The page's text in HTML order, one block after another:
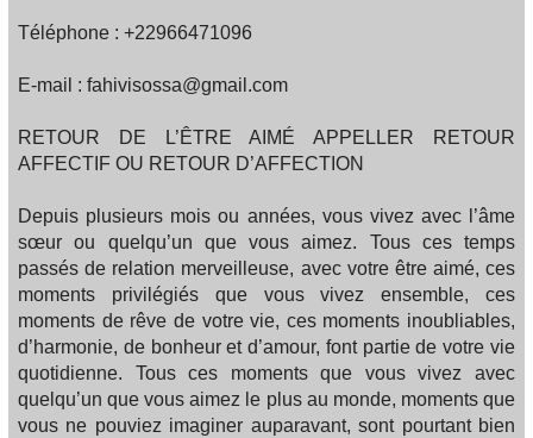
Téléphone : +22966471096
E-mail : fahivisossa@gmail.com
RETOUR DE L’ÊTRE AIMÉ APPELLER RETOUR
AFFECTIF OU RETOUR D’AFFECTION
Depuis plusieurs mois ou années, vous vivez avec l’âme
sœur ou quelqu’un que vous aimez. Tous ces temps
passés de relation merveilleuse, avec votre être aimé, ces
moments privilégiés que vous vivez ensemble, ces
moments de rêve de votre vie, ces moments inoubliables,
d’harmonie, de bonheur et d’amour, font partie de votre vie
quotidienne. Tous ces moments que vous vivez avec
quelqu’un que vous aimez le plus au monde, moments que
vous ne pouviez imaginer auparavant, sont pourtant bien